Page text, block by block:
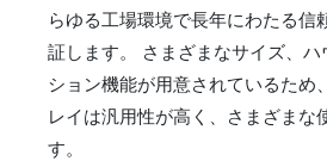
らゆる工場環境で長年にわたる信
証します。 さまざまなサイズ、
ション機能が用意されているため
レイは汎用性が高く、さまざまな
す。